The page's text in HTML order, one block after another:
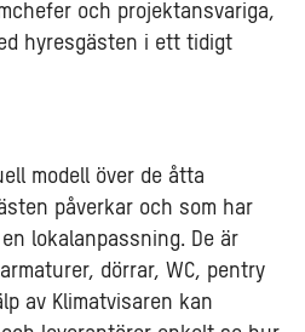
och projektansvariga,
hyresgästen i ett tidigt
modell över de åtta
påverkar och som har
lokalanpassning. De är
dörrar, WC, pentry
av Klimatvisaren kan